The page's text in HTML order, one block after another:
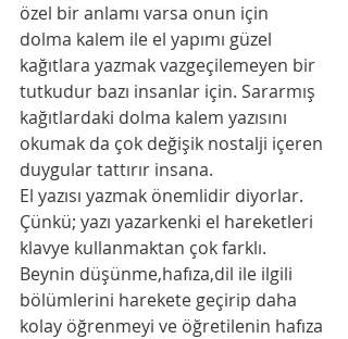
özel bir anlamı varsa onun için
dolma kalem ile el yapımı güzel
kağıtlara yazmak vazgeçilemeyen bir
tutkudur bazı insanlar için. Sararmış
kağıtlardaki dolma kalem yazısını
okumak da çok değişik nostalji içeren
duygular tattırır insana.
El yazısı yazmak önemlidir diyorlar.
Çünkü; yazı yazarkenki el hareketleri
klavye kullanmaktan çok farklı.
Beynin düşünme,hafıza,dil ile ilgili
bölümlerini harekete geçirip daha
kolay öğrenmeyi ve öğretilenin hafıza